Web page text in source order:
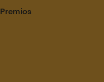
Premios